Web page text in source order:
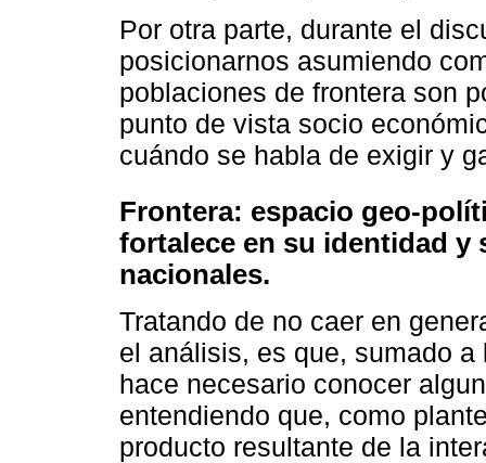
Por otra parte, durante el
posicionarnos asumiendo
poblaciones de frontera son
punto de vista socio
cuándo se habla de exigir y
Frontera: espacio geo-
fortalece en su identidad y
nacionales.
Tratando de no caer en
el análisis, es que, sumado
hace necesario conocer
entendiendo que, como
producto resultante de la